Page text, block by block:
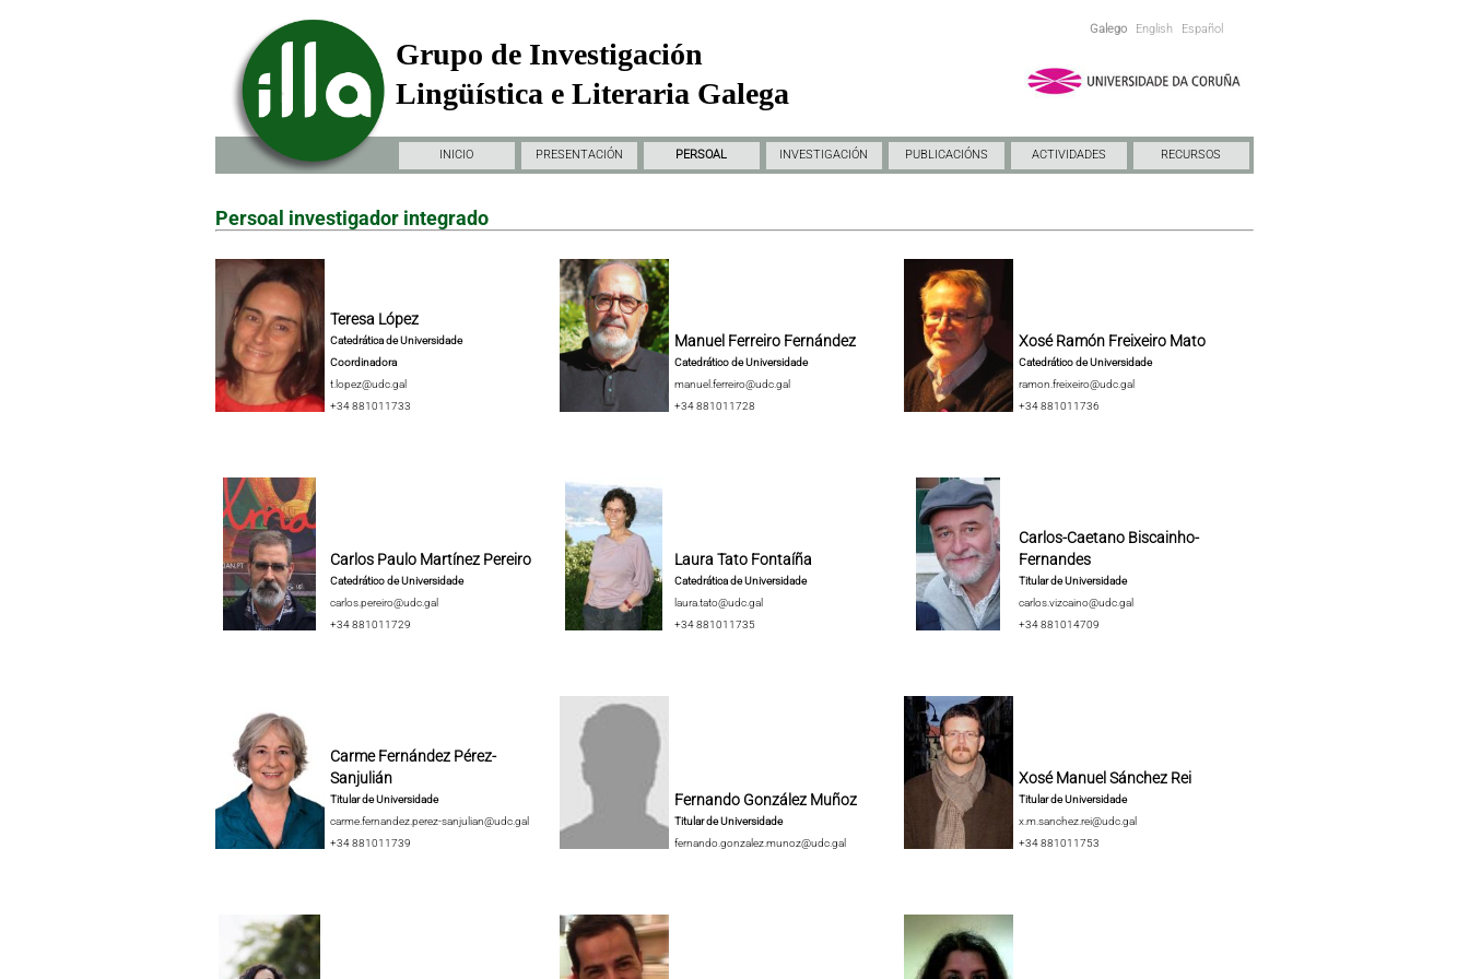
Galego English Español
Grupo de Investigación
Lingüística e Literaria Galega
INICIO PRESENTACIÓN PERSOAL INVESTIGACIÓN PUBLICACIÓNS ACTIVIDADES RECURSOS
Persoal investigador integrado
Teresa López
Catedrática de Universidade
Coordinadora
t.lopez@udc.gal
+34 881011733
Manuel Ferreiro Fernández
Catedrático de Universidade
manuel.ferreiro@udc.gal
+34 881011728
Xosé Ramón Freixeiro Mato
Catedrático de Universidade
ramon.freixeiro@udc.gal
+34 881011736
Carlos Paulo Martínez Pereiro
Catedrático de Universidade
carlos.pereiro@udc.gal
+34 881011729
Laura Tato Fontaíña
Catedrática de Universidade
laura.tato@udc.gal
+34 881011735
Carlos-Caetano Biscainho-
Fernandes
Titular de Universidade
carlos.vizcaino@udc.gal
+34 881014709
Carme Fernández Pérez-
Sanjulián
Titular de Universidade
carme.fernandez.perez-sanjulian@udc.gal
+34 881011739
Fernando González Muñoz
Titular de Universidade
fernando.gonzalez.munoz@udc.gal
Xosé Manuel Sánchez Rei
Titular de Universidade
x.m.sanchez.rei@udc.gal
+34 881011753